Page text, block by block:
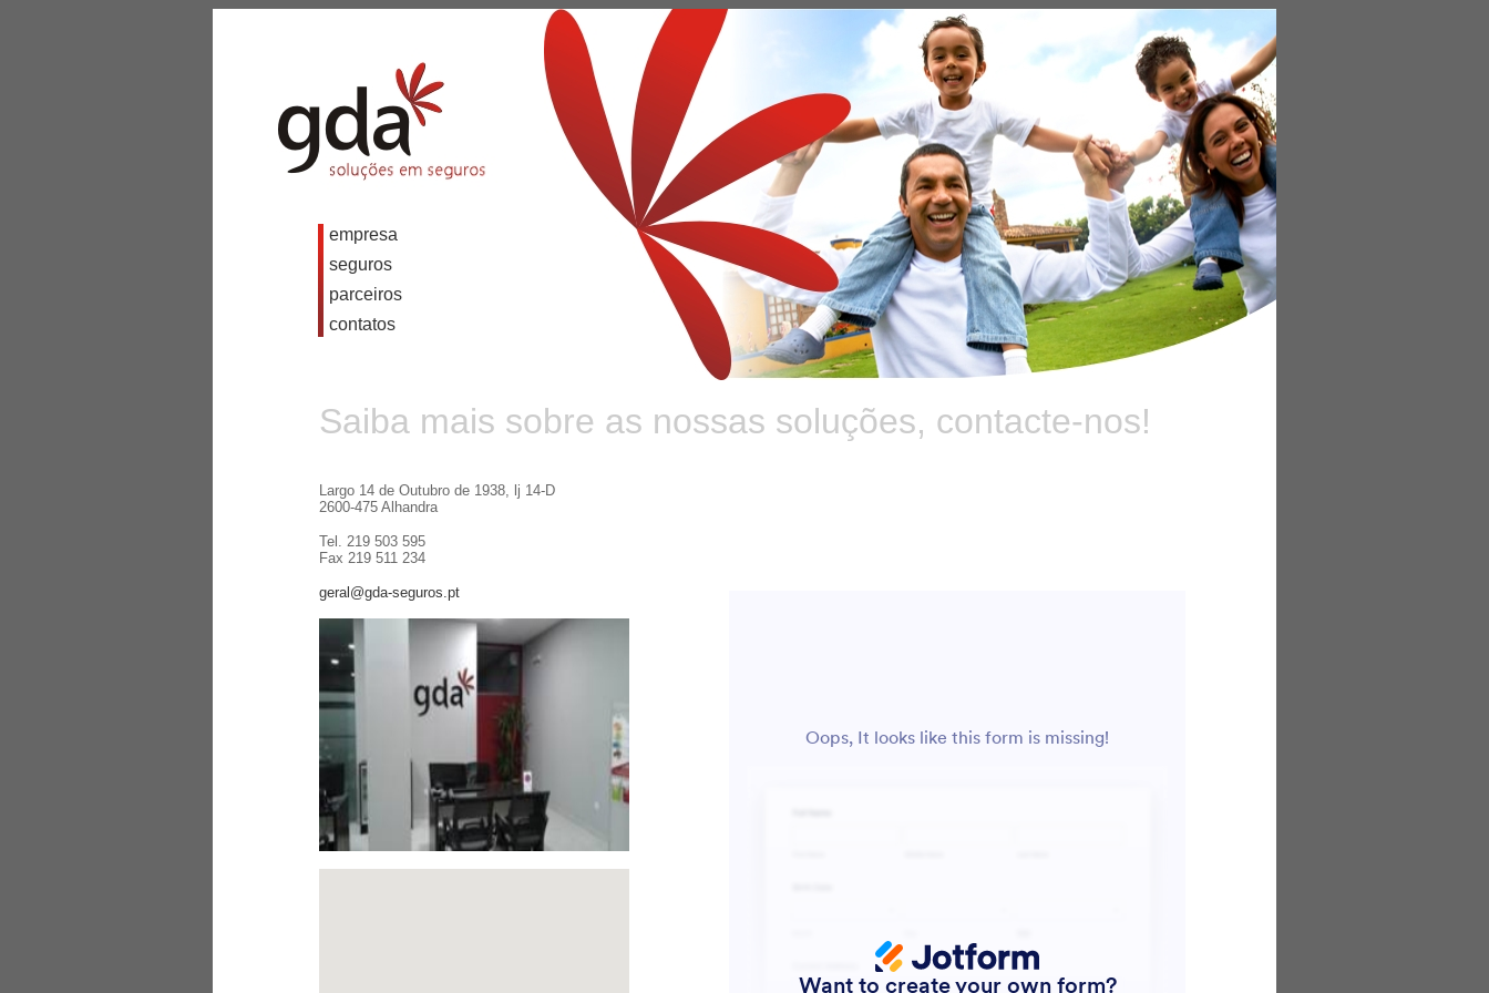
empresa
seguros
parceiros
contatos
Saiba mais sobre as nossas soluções, contacte-nos!
Largo 14 de Outubro de 1938, lj 14-D
2600-475 Alhandra
Tel. 219 503 595
Fax 219 511 234
geral@gda-seguros.pt